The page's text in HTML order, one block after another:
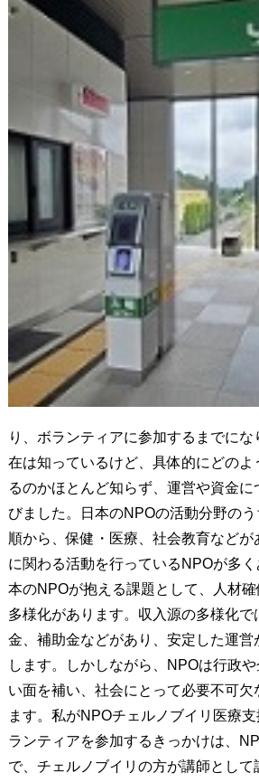
り、ボランティアに参加するまでに
在は知っているけど、具体的にどのよ
るのかほとんど知らず、運営や資金
びました。日本のNPOの活動分野の
順から、保健・医療、社会教育など
に関わる活動を行っているNPOが多
本のNPOが抱える課題として、人材
多様化があります。収入源の多様化で
金、補助金などがあり、安定した運営
します。しかしながら、NPOは行政
い面を補い、社会にとって必要不可欠
ます。私がNPOチェルノブイリ医療
ランティアを参加するきっかけは、
で、チェルノブイリの方が講師として